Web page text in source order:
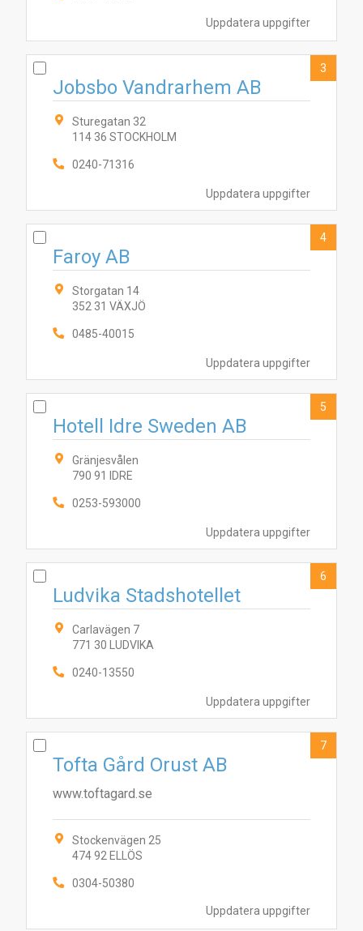
Uppdatera uppgifter
Uppdatera uppgifter
Jobsbo Vandrarhem AB
Sturegatan 32
114 36 STOCKHOLM
0240-71316
3
Uppdatera uppgifter
Faroy AB
Storgatan 14
352 31 VÄXJÖ
0485-40015
4
Uppdatera uppgifter
Hotell Idre Sweden AB
Gränjesvålen
790 91 IDRE
0253-593000
5
Uppdatera uppgifter
Ludvika Stadshotellet
Carlavägen 7
771 30 LUDVIKA
0240-13550
6
Uppdatera uppgifter
Tofta Gård Orust AB
www.toftagard.se
Stockenvägen 25
474 92 ELLÖS
0304-50380
7